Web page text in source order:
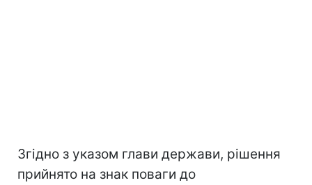
Згідно з указом глави держави, рішення
прийнято на знак поваги до